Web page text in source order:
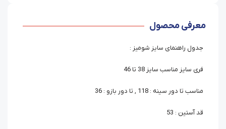
معرفی محصول
جدول راهنمای سایز شومیز :
فری سایز مناسب سایز 38 تا 46
مناسب تا دور سینه : 118 , تا دور بازو : 36
قد آستین : 53